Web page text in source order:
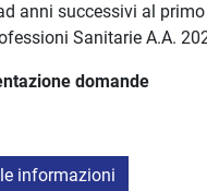
anni successivi al primo
Sanitarie A.A.
domande
informazioni